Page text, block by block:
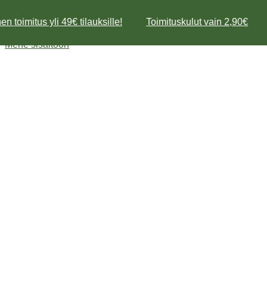
toimitus yli 49€ tilauksille! Toimituskulut vain 2,90€
Mene sisältöön